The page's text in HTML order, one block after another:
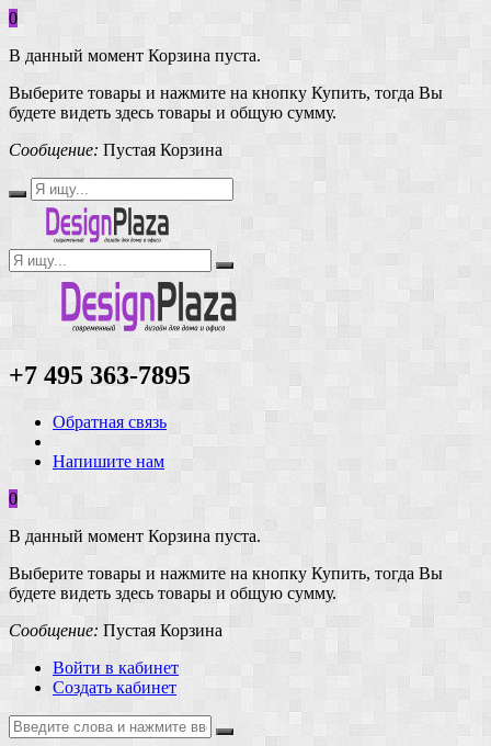
0
В данный момент Корзина пуста.
Выберите товары и нажмите на кнопку Купить, тогда Вы
будете видеть здесь товары и общую сумму.
Сообщение: Пустая Корзина
+7 495 363-7895
Обратная связь
Напишите нам
0
В данный момент Корзина пуста.
Выберите товары и нажмите на кнопку Купить, тогда Вы
будете видеть здесь товары и общую сумму.
Сообщение: Пустая Корзина
Войти в кабинет
Создать кабинет